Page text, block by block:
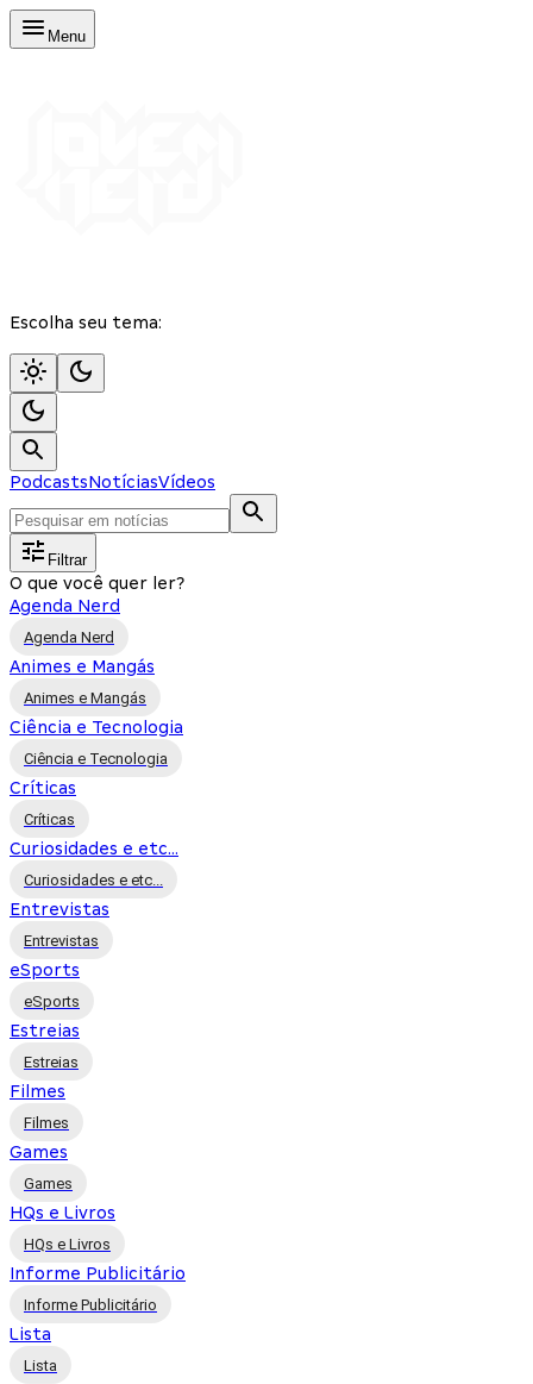
Menu
Escolha seu tema:
PodcastsNotíciasVídeos
Filtrar
O que você quer ler?
Agenda Nerd
Agenda Nerd
Animes e Mangás
Animes e Mangás
Ciência e Tecnologia
Ciência e Tecnologia
Críticas
Críticas
Curiosidades e etc...
Curiosidades e etc...
Entrevistas
Entrevistas
eSports
eSports
Estreias
Estreias
Filmes
Filmes
Games
Games
HQs e Livros
HQs e Livros
Informe Publicitário
Informe Publicitário
Lista
Lista